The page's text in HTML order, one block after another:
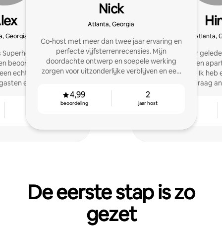
Georgia
Superhost in Atlanta en
beoordeling van 4,99
echte thuis weg van
enthousiast over
Nick
Atlanta, Georgia
Co-host met meer dan twee jaar ervaring en
perfecte vijfsterrenrecensies. Mijn
doordachte ontwerp en soepele werking
zorgen voor uitzonderlijke verblijven en een
4,99
beoordeling
2
jaar host
Atlanta,
Ik ben twee jaar
verhuren van een
mijn achtertuin. Ik heb
help graag
De eerste stap is zo
gezet